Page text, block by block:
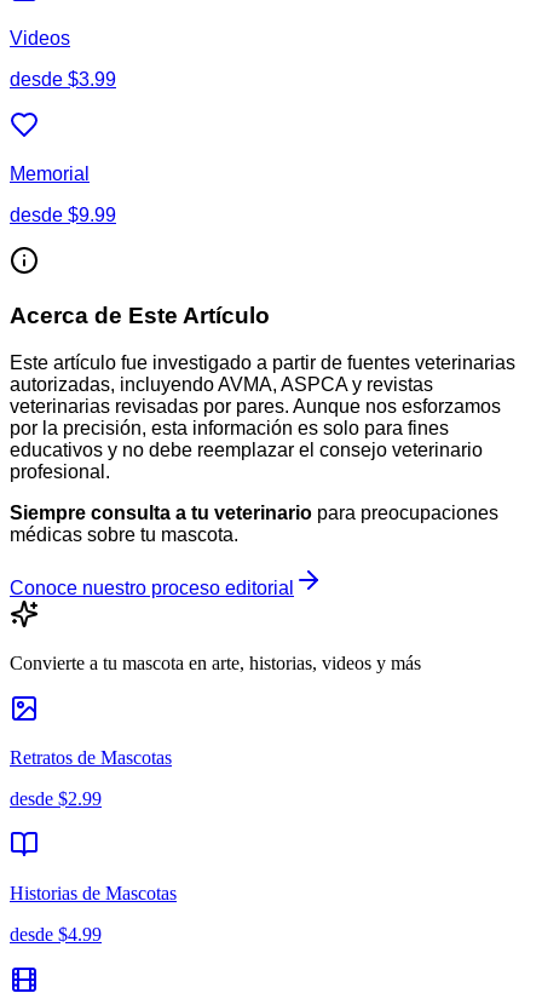
Videos
desde $3.99
Memorial
desde $9.99
Acerca de Este Artículo
Este artículo fue investigado a partir de fuentes veterinarias
autorizadas, incluyendo AVMA, ASPCA y revistas
veterinarias revisadas por pares. Aunque nos esforzamos
por la precisión, esta información es solo para fines
educativos y no debe reemplazar el consejo veterinario
profesional.
Siempre consulta a tu veterinario para preocupaciones
médicas sobre tu mascota.
Conoce nuestro proceso editorial
Convierte a tu mascota en arte, historias, videos y más
Retratos de Mascotas
desde $2.99
Historias de Mascotas
desde $4.99